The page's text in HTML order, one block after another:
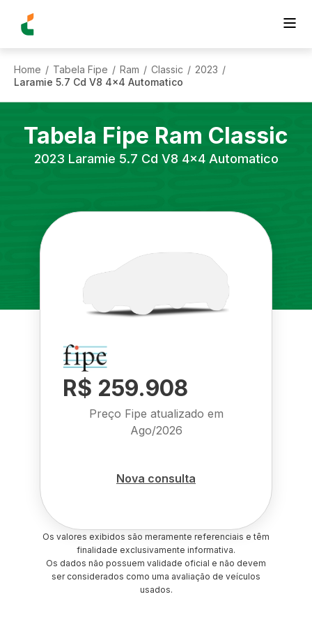
Home / Tabela Fipe / Ram / Classic / 2023 /
Laramie 5.7 Cd V8 4x4 Automatico
Tabela Fipe Ram Classic
2023 Laramie 5.7 Cd V8 4x4 Automatico
R$ 259.908
Preço Fipe atualizado em
Ago/2026
Nova consulta
Os valores exibidos são meramente referenciais e têm
finalidade exclusivamente informativa.
Os dados não possuem validade oficial e não devem
ser considerados como uma avaliação de veículos
usados.